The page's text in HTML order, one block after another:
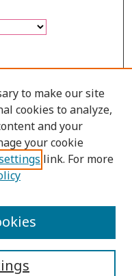
to make our site
cookies to analyze,
and your
your cookie
link. For more